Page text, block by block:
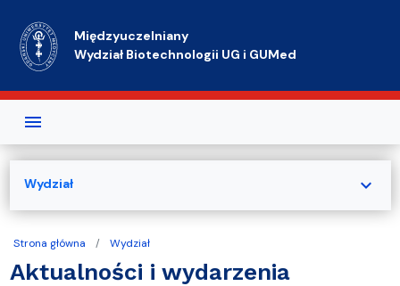
Międzyuczelniany
Wydział Biotechnologii UG i GUMed
Strona główna Wydział
Aktualności i wydarzenia
Wydział expand_more